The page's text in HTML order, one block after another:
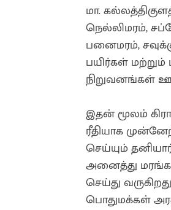
மா.
நெல்லிமரம்,
பனைமரம்,
பயிர்கள்
நிறுவனங்கள்
இதன் மூலம்
ரீதியாக
செய்யும்
அனைத்து
செய்து
பொதுமக்கள்